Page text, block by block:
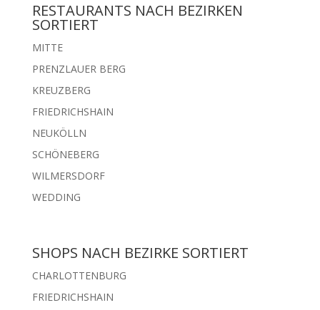
RESTAURANTS NACH BEZIRKEN
SORTIERT
MITTE
PRENZLAUER BERG
KREUZBERG
FRIEDRICHSHAIN
NEUKÖLLN
SCHÖNEBERG
WILMERSDORF
WEDDING
SHOPS NACH BEZIRKE SORTIERT
CHARLOTTENBURG
FRIEDRICHSHAIN